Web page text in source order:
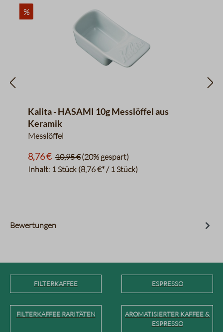
%
Kalita - HASAMI 10g Messlöffel aus
Keramik
Messlöffel
Inhalt: 1 Stück(8,76 €* / 1 Stück)
8,76 € 10,95 €(20% gespart)
Bewertungen
FILTERKAFFEE ESPRESSO
FILTERKAFFEE RARITÄTEN
AROMATISIERTER KAFFEE &
ESPRESSO